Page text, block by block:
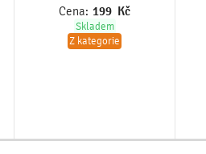
Cena: 199 Kč
Skladem
Z kategorie